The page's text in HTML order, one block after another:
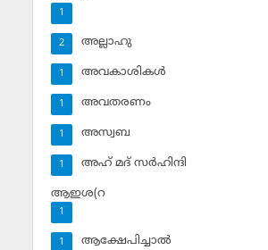
1
അല്ലാഹു
2
അവകാശികള്‍
1
അവതരണം
1
അസ്വബ
1
അഹ് മദ് സര്‍ഹിന്ദി
1
ആഇശ(റ
1
ആക്ഷേപിച്ചാല്‍
1